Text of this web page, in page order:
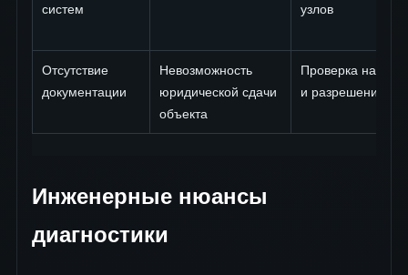
систем
узлов
Отсутствие
документации
Невозможность
юридической сдачи
объекта
Проверка
и разрешений
Инженерные нюансы
диагностики